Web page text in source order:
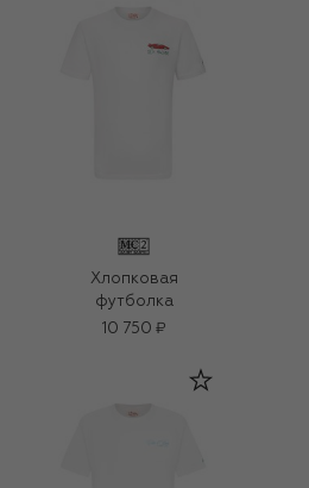
Хлопковая
футболка
10 750 ₽